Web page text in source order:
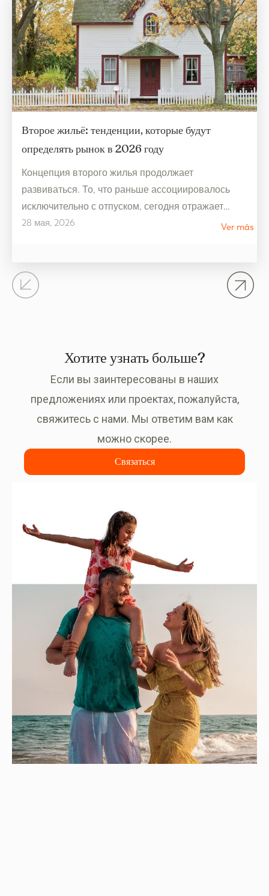
Второе жильё: тенденции, которые будут
определять рынок в 2026 году
28 мая, 2026
Концепция второго жилья продолжает
развиваться. То, что раньше ассоциировалось
исключительно с отпуском, сегодня отражает
гораздо более гибкий образ жизни, связанный с
тенденции рынка недвижимости указывают на
жильё, которое ставит во главу угла качество
Ver más
Хотите узнать больше?
Если вы заинтересованы в наших
предложениях или проектах, пожалуйста,
свяжитесь с нами. Мы ответим вам как
можно скорее.
Связаться